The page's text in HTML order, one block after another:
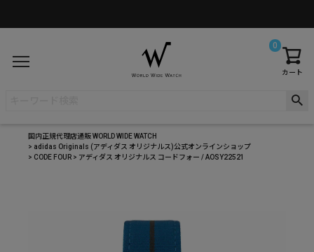
カート
0
国内正規代理店通販 WORLD WIDE WATCH
adidas Originals (アディダス オリジナルス)公式オンラインショップ
CODE FOUR
アディダス オリジナルス コードフォー / AOSY22521